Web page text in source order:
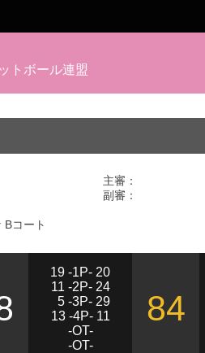
トボール連盟
Bコート
主審：
副審：
19 -1P- 20
11 -2P- 24
5 -3P- 29
13 -4P- 11
-OT-
-OT-
84